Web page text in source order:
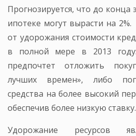
Прогнозируется, что до конца
ипотеке могут вырасти на
от удорожания стоимости
в полной мере в 2013
предпочтет отложить
лучших времен», либо
средства на более высокий
обеспечив более низкую ставку.
Удорожание ресурсов